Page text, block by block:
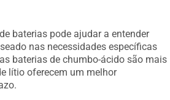
baterias pode ajudar a entender
nas necessidades específicas
baterias de chumbo-ácido são mais
lítio oferecem um melhor